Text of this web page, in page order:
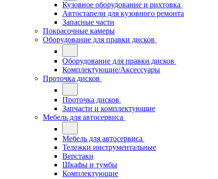
Кузовное оборудование и рихтовка
Автостапели для кузовного ремонта
Запасные части
Покрасочные камеры
Оборудование для правки дисков
Оборудование для правки дисков
Комплектующие/Аксессуары
Проточка дисков
Проточка дисков
Запчасти и комплектующие
Мебель для автосервиса
Мебель для автосервиса
Тележки инструментальные
Верстаки
Шкафы и тумбы
Комплектующие